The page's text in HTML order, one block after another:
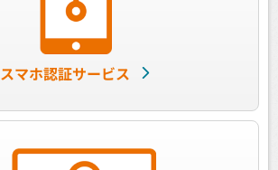
スマホ認証サービス